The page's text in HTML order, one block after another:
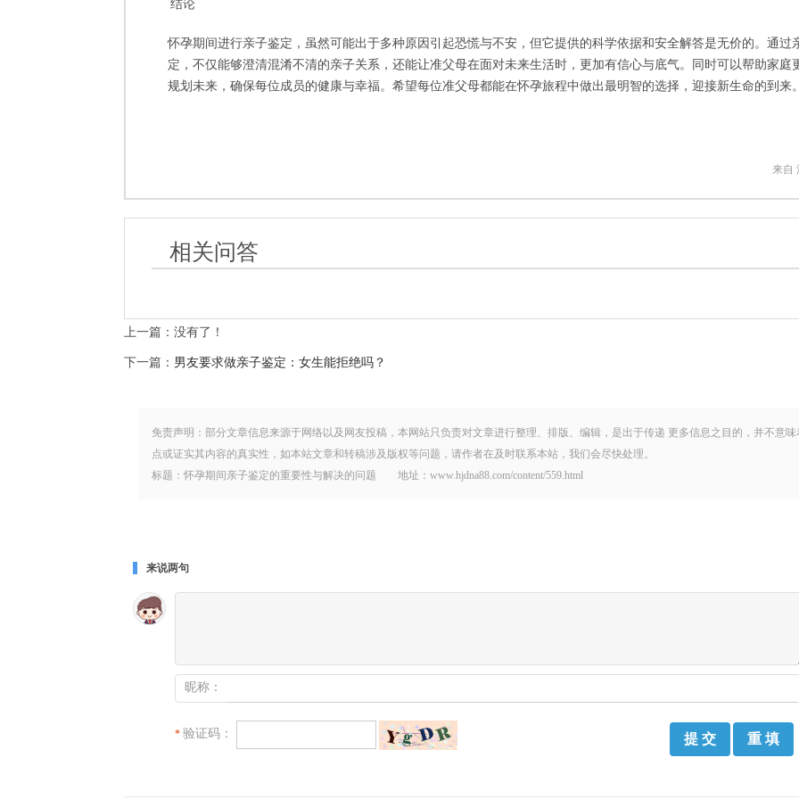
结论
怀孕期间进行亲子鉴定，虽然可能出于多种原因引起恐慌与不安，但它提供的科学依据和安全解答是无价的。通过
定，不仅能够澄清混淆不清的亲子关系，还能让准父母在面对未来生活时，更加有信心与底气。同时可以帮助家庭
规划未来，确保每位成员的健康与幸福。希望每位准父母都能在怀孕旅程中做出最明智的选择，迎接新生命的到来。
来自
相关问答
上一篇：没有了！
下一篇： 男友要求做亲子鉴定：女生能拒绝吗？
免责声明：部分文章信息来源于网络以及网友投稿，本网站只负责对文章进行整理、排版、编辑，是出于传递 更多信息之目的，并不意
点或证实其内容的真实性，如本站文章和转稿涉及版权等问题，请作者在及时联系本站，我们会尽快处理。
标题：怀孕期间亲子鉴定的重要性与解决的问题 地址：www.hjdna88.com/content/559.html
来说两句
昵称：
* 验证码：